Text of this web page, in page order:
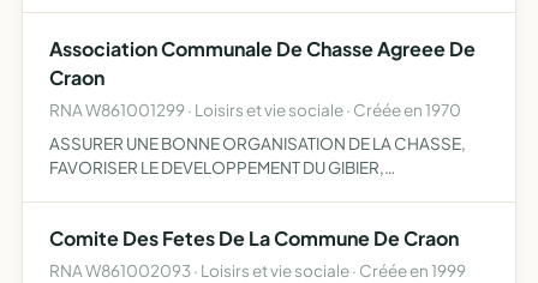
Association Communale De Chasse Agreee De
Craon
RNA W861001299 · Loisirs et vie sociale · Créée en 1970
ASSURER UNE BONNE ORGANISATION DE LA CHASSE,
FAVORISER LE DEVELOPPEMENT DU GIBIER,
RESPECT DES PROPRIETES.
Comite Des Fetes De La Commune De Craon
RNA W861002093 · Loisirs et vie sociale · Créée en 1999